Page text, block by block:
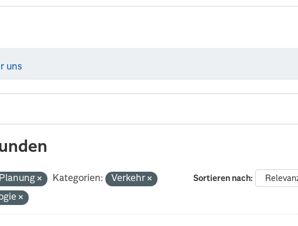
uns
Sortieren nach
Planung Kategorien:
Verkehr